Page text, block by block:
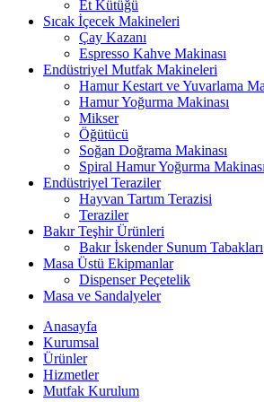
Et Kütüğü
Sıcak İçecek Makineleri
Çay Kazanı
Espresso Kahve Makinası
Endüstriyel Mutfak Makineleri
Hamur Kestart ve Yuvarlama
Hamur Yoğurma Makinası
Mikser
Öğütücü
Soğan Doğrama Makinası
Spiral Hamur Yoğurma Makinası
Endüstriyel Teraziler
Hayvan Tartım Terazisi
Teraziler
Bakır Teşhir Ürünleri
Bakır İskender Sunum Tabakları
Masa Üstü Ekipmanlar
Dispenser Peçetelik
Masa ve Sandalyeler
Anasayfa
Kurumsal
Ürünler
Hizmetler
Mutfak Kurulum